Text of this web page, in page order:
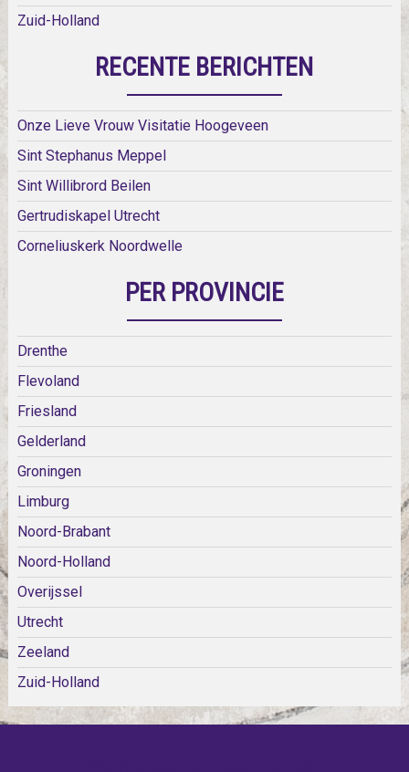
Zuid-Holland
RECENTE BERICHTEN
Onze Lieve Vrouw Visitatie Hoogeveen
Sint Stephanus Meppel
Sint Willibrord Beilen
Gertrudiskapel Utrecht
Corneliuskerk Noordwelle
PER PROVINCIE
Drenthe
Flevoland
Friesland
Gelderland
Groningen
Limburg
Noord-Brabant
Noord-Holland
Overijssel
Utrecht
Zeeland
Zuid-Holland